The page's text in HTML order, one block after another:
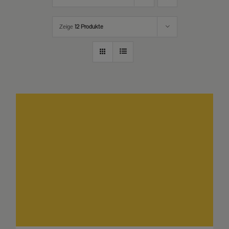
Zeige 12 Produkte